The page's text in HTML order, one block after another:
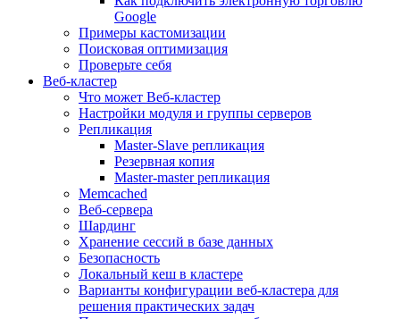
Google
Примеры кастомизации
Поисковая оптимизация
Проверьте себя
Веб-кластер
Что может Веб-кластер
Настройки модуля и группы серверов
Репликация
Master-Slave репликация
Резервная копия
Master-master репликация
Memcached
Веб-сервера
Шардинг
Хранение сессий в базе данных
Безопасность
Локальный кеш в кластере
Варианты конфигурации веб-кластера для
решения практических задач